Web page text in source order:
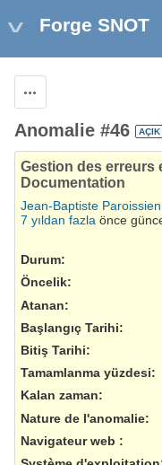
Forge SNOT
Anomalie #46 AÇIK
Gestion des erreurs
Documentation
Jean-Baptiste Paroissien
7 yıldan fazla önce
Durum:
Öncelik:
Atanan:
Başlangıç Tarihi:
Bitiş Tarihi:
Tamamlanma yüzdesi:
Kalan zaman:
Nature de l'anomalie:
Navigateur web :